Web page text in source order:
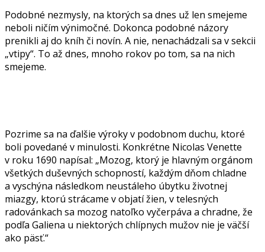
Podobné nezmysly, na ktorých sa dnes už len smejeme
neboli ničím výnimočné. Dokonca podobné názory
prenikli aj do kníh či novín. A nie, nenachádzali sa v sekcii
„vtipy“. To až dnes, mnoho rokov po tom, sa na nich
smejeme.
Pozrime sa na ďalšie výroky v podobnom duchu, ktoré
boli povedané v minulosti. Konkrétne Nicolas Venette
v roku 1690 napísal: „Mozog, ktorý je hlavným orgánom
všetkých duševných schopností, každým dňom chladne
a vyschýna následkom neustáleho úbytku životnej
miazgy, ktorú strácame v objatí žien, v telesných
radovánkach sa mozog natoľko vyčerpáva a chradne, že
podľa Galiena u niektorých chlípnych mužov nie je väčší
ako päsť.“